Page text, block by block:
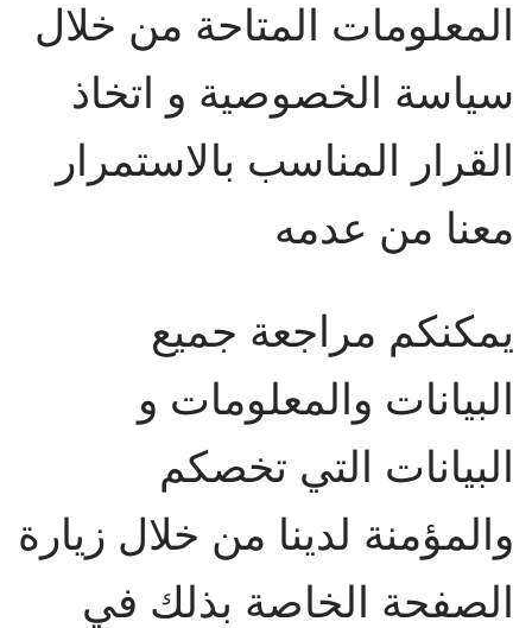
المعلومات المتاحة من خلال
سياسة الخصوصية و اتخاذ
القرار المناسب بالاستمرار
معنا من عدمه
يمكنكم مراجعة جميع
البيانات والمعلومات و
البيانات التي تخصكم
والمؤمنة لدينا من خلال زيارة
الصفحة الخاصة بذلك في